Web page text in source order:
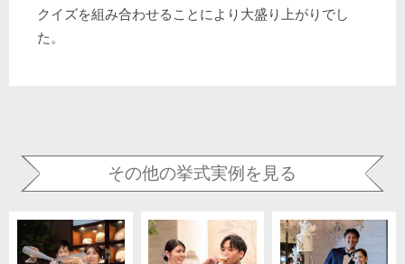
クイズを組み合わせることにより大盛り上がりでし
た。
その他の挙式実例を見る